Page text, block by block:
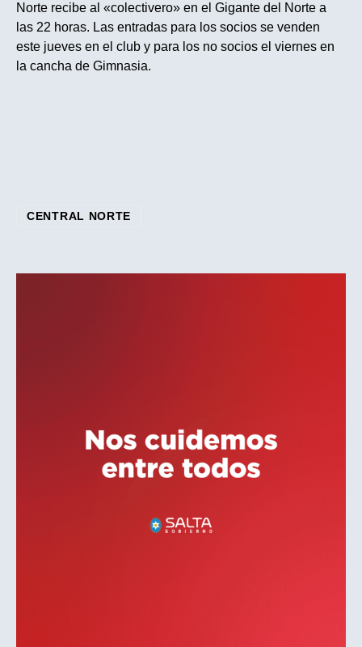
Norte recibe al «colectivero» en el Gigante del Norte a
las 22 horas. Las entradas para los socios se venden
este jueves en el club y para los no socios el viernes en
la cancha de Gimnasia.
CENTRAL NORTE